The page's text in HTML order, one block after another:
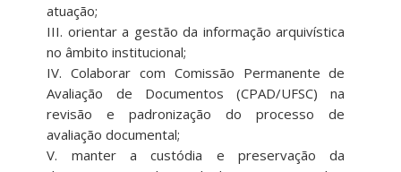
atuação;
III. orientar a gestão da informação arquivística
no âmbito institucional;
IV. Colaborar com Comissão Permanente de
Avaliação de Documentos (CPAD/UFSC) na
revisão e padronização do processo de
avaliação documental;
V. manter a custódia e preservação da